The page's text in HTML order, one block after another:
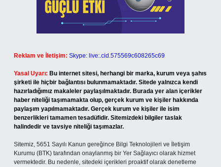
Reklam ve İletişim: Skype: live:.cid.575569c608265c69
Yasal Uyarı: Bu internet sitesi, herhangi bir marka, kurum veya şahıs
şirketi ile hiçbir bağlantısı bulunmamaktadır. Sitede yalnızca kendi
hazırladığımız makaleler paylaşılmaktadır. Burada yer alan içerikler
haber niteliği taşımamakta olup, gerçek kurum ve kişiler hakkında
paylaşım yapılmamaktadır. Gerçek kurum ve kişiler ile isim
benzerlikleri tamamen tesadüfidir. Sitemizdeki bilgiler taslak
halindedir ve tavsiye niteliği taşımazlar.
Sitemiz, 5651 Sayılı Kanun gereğince Bilgi Teknolojileri ve İletişim
Kurumu (BTK) tarafından onaylanmış bir Yer Sağlayıcı olarak hizmet
vermektedir. Bu nedenle, sitedeki içerikleri proaktif olarak denetleme